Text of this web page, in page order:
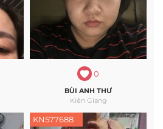
0
BÙI ANH THƯ
Kiên Giang
KN577688